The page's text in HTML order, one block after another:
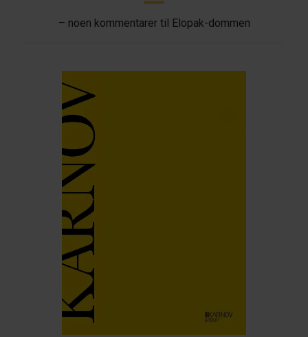
– noen kommentarer til Elopak-dommen